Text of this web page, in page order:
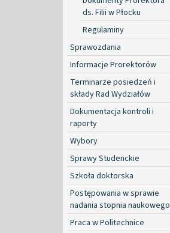
ds. Filii w Płocku
Regulaminy
Sprawozdania
Informacje Prorektorów
Terminarze posiedzeń i
składy Rad Wydziałów
Dokumentacja kontroli i
raporty
Wybory
Sprawy Studenckie
Szkoła doktorska
Postępowania w sprawie
nadania stopnia naukowego
Praca w Politechnice